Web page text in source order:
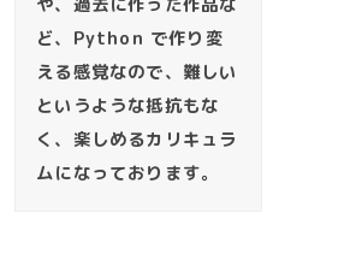
ど、Python で作り変
える感覚なので、難しい
というような抵抗もな
く、楽しめるカリキュラ
ムになっております。